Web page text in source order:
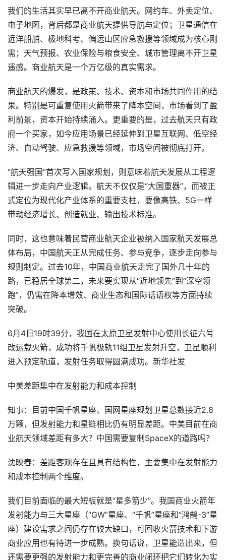
我们的生活其实早已离不开商业航天。网约车、外卖定位、
电子地图，背后都是商业航天提供导航与定位；卫星通信在
远洋船舶、极地科考、偏远山区应急救援等领域成为核心刚
需；天气预报、农业保险与粮食安全、城市管理离不开卫星
遥感。商业航天是一个万亿级的真实需求。
商业航天的爆发，是政策、技术、资本和市场共同作用的结
果。特别是可重复使用火箭带来了降本空间，市场看到了盈
利前景，资本开始持续涌入。更重要的是，过去航天只有政
府一个买家，如今应用场景已经延伸到卫星互联网、低空经
济、自动驾驶、应急救援等领域，市场空间被彻底打开。
“航天强国”首次写入国家规划，则意味着航天发展从工程逻
辑进一步走向产业逻辑。航天不仅仅是“大国重器”，而被正
式定位为现代化产业体系的重要支柱，要像高铁、5G一样
带动经济增长、创造就业、输出技术标准。
同时，这也意味着民营商业航天企业被纳入国家航天发展总
体布局，中国航天正从完成任务、参与竞争，逐步走向参与
规则制定。过去10年，中国商业航天走完了国外几十年的
路，已稳居全球第二，未来要实现从“近地领先”到“深空领
跑”，仍需在降本增效、商业生态和国际话语权等方面持续
突破。
6月4日19时39分，我国在太原卫星发射中心使用长征六号
改运载火箭，成功将千帆极轨11组卫星发射升空，卫星顺利
进入预定轨道，发射任务取得圆满成功。新华社发​
中美差距集中在发射能力和成本控制
知事：目前中国千帆星座、国网星座规划卫星总数接近2.8
万颗，但发射能力和星链相比仍有明显差距。中美目前在商
业航天领域差距有多大？中国需要复制SpaceX的道路吗？
沈映春：差距客观存在且具有结构性，主要集中在发射能力
和成本控制两个维度。
我们目前面临的最大短板就是“星多箭少”。我国商业火箭年
发射能力与三大星座（“GW”星座、“千帆”星座和“鸿鹄-3”星
座）建设需求之间仍存在较大缺口，可回收火箭技术和下游
商业应用也有待进一步成熟。换句话说，卫星能造出来，但
还需要更强的发射能力和更完善的商业闭环把它们转化为实